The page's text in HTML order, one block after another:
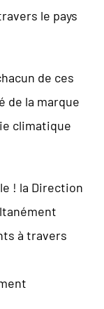
le pays
de ces
de la marque
climatique
! la Direction
à travers